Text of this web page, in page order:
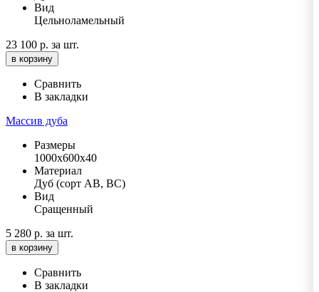
Вид
Цельноламельный
23 100 р. за шт.
в корзину
Сравнить
В закладки
Массив дуба
Размеры
1000х600х40
Материал
Дуб (сорт АВ, ВС)
Вид
Сращенный
5 280 р. за шт.
в корзину
Сравнить
В закладки